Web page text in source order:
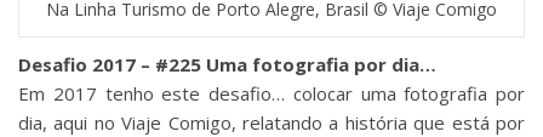
Na Linha Turismo de Porto Alegre, Brasil © Viaje Comigo
Desafio 2017 – #225 Uma fotografia por dia…
Em 2017 tenho este desafio… colocar uma fotografia por
dia, aqui no Viaje Comigo, relatando a história que está por